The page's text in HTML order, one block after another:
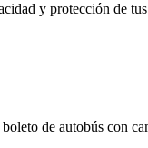
y protección de
de autobús con